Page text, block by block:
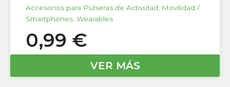
Accesorios para Pulseras de Actividad, Movilidad /
Smartphones, Wearables
0,99 €
VER MÁS